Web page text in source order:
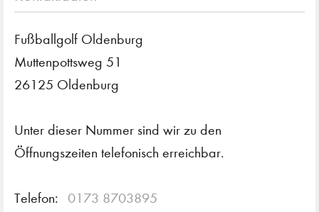
Fußballgolf Oldenburg
Muttenpottsweg 51
26125 Oldenburg
Unter dieser Nummer sind wir zu den
Öffnungszeiten telefonisch erreichbar.
Telefon:
0173 8703895